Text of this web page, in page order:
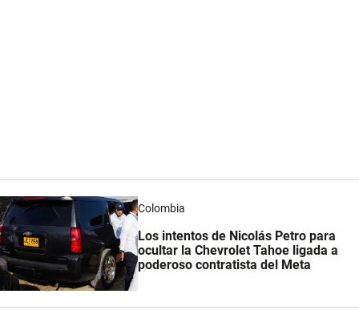
Colombia
Los intentos de Nicolás Petro para
ocultar la Chevrolet Tahoe ligada a
poderoso contratista del Meta